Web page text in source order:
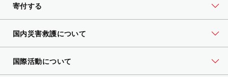
寄付する
国内災害救護について
国際活動について